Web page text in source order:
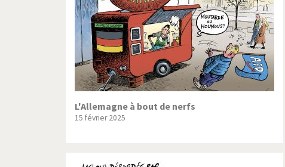
L'Allemagne à bout de nerfs
15 février 2025